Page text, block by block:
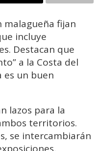
malagueña fijan
incluye
Destacan que
a la Costa del
es un buen
lazos para la
territorios.
se intercambiarán